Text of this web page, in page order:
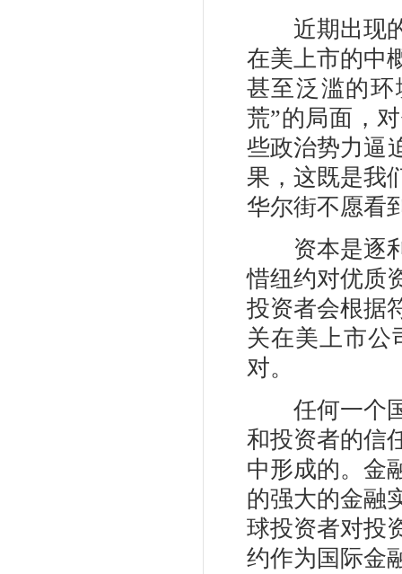
近期出现的
在美上市的中
甚至泛滥的
荒”的局面，
些政治势力逼
果，这既是我
华尔街不愿看
资本是逐利
惜纽约对优质
投资者会根据
关在美上市公
对。
任何一个国
和投资者的信
中形成的。金
的强大的金融
球投资者对投
约作为国际金